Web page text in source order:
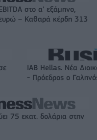
στο α' εξάμηνο,
– Καθαρά κέρδη 313
IAB Hellas: Νέα
- Πρόεδρος ο
75 εκατ. δολάρια στην